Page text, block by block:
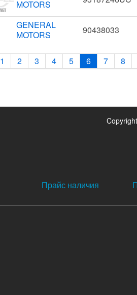
MOTORS
GENERAL
MOTORS
90438033
1 2 3 4 5 6 7 8
Прайс наличия